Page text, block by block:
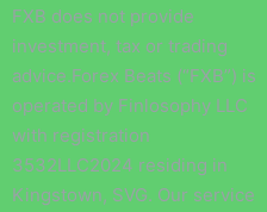
FXB does not provide
investment, tax or trading
advice.Forex Beats (“FXB”) is
operated by Finlosophy LLC
with registration
3532LLC2024 residing in
Kingstown, SVG. Our service